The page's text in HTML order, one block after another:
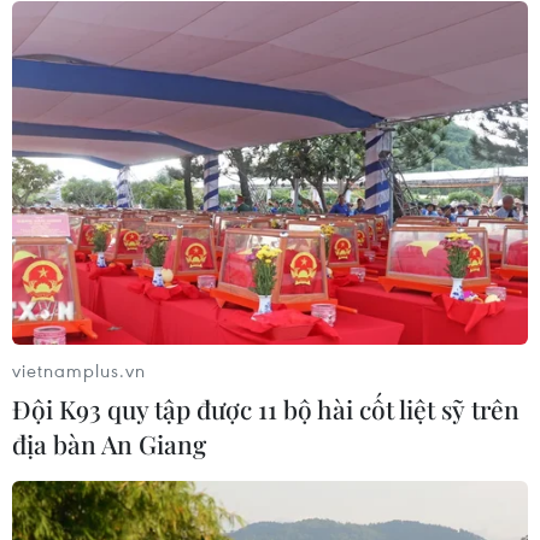
04/08/2026 13:10
Đề xuất 5 nhóm chính sách sửa đổi
Luật Trưng mua, trưng dụng tài sản
04/08/2026 11:56
UBS bị phạt 125 triệu USD vì vi phạm
luật chống rửa tiền
04/08/2026 04:58
vietnamplus.vn
Đội K93 quy tập được 11 bộ hài cốt liệt sỹ trên
địa bàn An Giang